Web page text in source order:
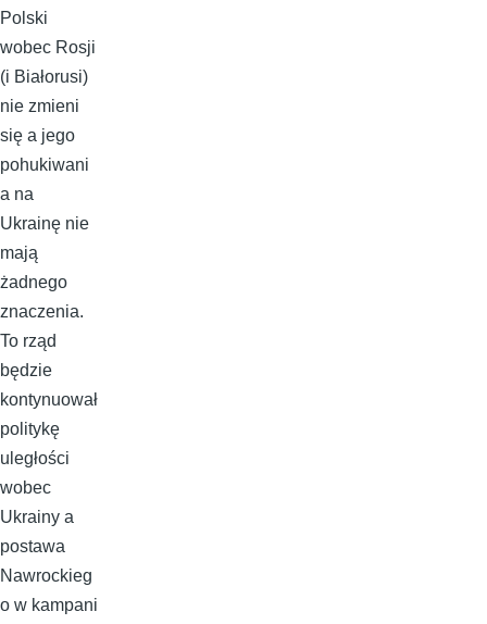
Polski
wobec Rosji
(i Białorusi)
nie zmieni
się a jego
pohukiwani
a na
Ukrainę nie
mają
żadnego
znaczenia.
To rząd
będzie
kontynuował
politykę
uległości
wobec
Ukrainy a
postawa
Nawrockieg
o w kampani